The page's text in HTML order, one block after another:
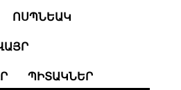
ՈՍՊՆԵԱԿ
ՊԻՏԱԿՆԵՐ